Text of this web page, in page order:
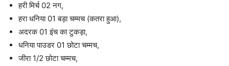
हरी मिर्च 02 नग,
हरा धनिया 01 बड़ा चम्मच (कतरा हुआ),
अदरक 01 इंच का टुकड़ा,
धनिया पाउडर 01 छोटा चम्मच,
जीरा 1/2 छोटा चम्मच,